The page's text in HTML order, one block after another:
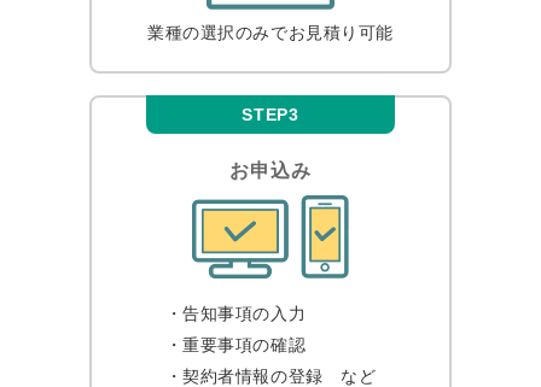
業種の選択のみでお見積り可能
STEP3
お申込み
・告知事項の入力
・重要事項の確認
・契約者情報の登録 など